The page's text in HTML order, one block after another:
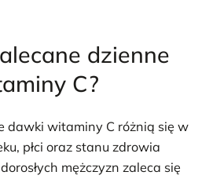
dzienne
C?
dawki witaminy C różnią się w
płci oraz stanu zdrowia
mężczyzn zaleca się